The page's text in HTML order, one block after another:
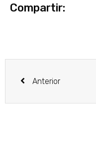
Compartir:
Anterior